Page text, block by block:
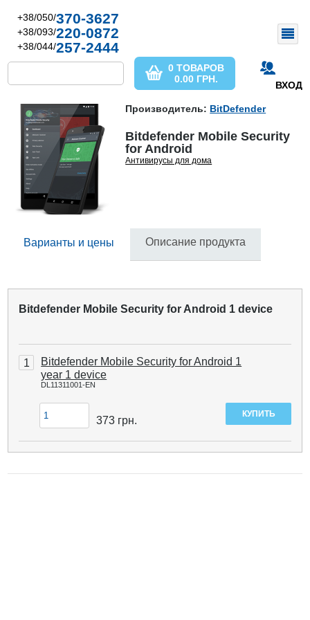
+38/050/370-3627
+38/093/220-0872
+38/044/257-2444
ВХОД
0 ТОВАРОВ
0.00 ГРН.
Производитель: BitDefender
Bitdefender Mobile Security
for Android
Антивирусы для дома
Варианты и цены Описание продукта
Bitdefender Mobile Security for Android 1 device
1
Bitdefender Mobile Security for Android 1
year 1 device
DL11311001-EN
373 грн.